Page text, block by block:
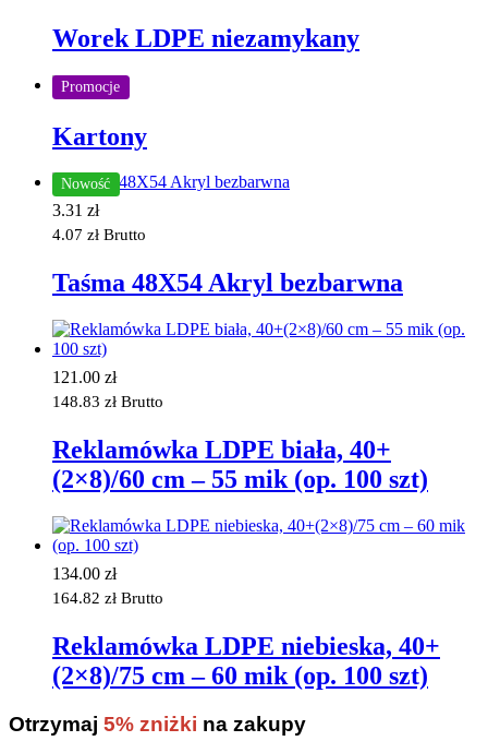
Worek LDPE niezamykany
Promocje
Kartony
Nowość
3.31 zł
4.07 zł Brutto
Taśma 48X54 Akryl bezbarwna
121.00 zł
148.83 zł Brutto
Reklamówka LDPE biała, 40+
(2×8)/60 cm – 55 mik (op. 100 szt)
134.00 zł
164.82 zł Brutto
Reklamówka LDPE niebieska, 40+
(2×8)/75 cm – 60 mik (op. 100 szt)
Otrzymaj 5% zniżki na zakupy